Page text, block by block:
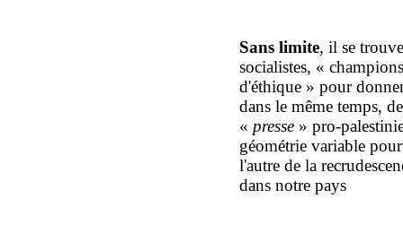
Sans limite, il se
socialistes, «
d'éthique » pour
dans le même temps,
« presse » pro-
géométrie variable
l'autre de la
dans notre pays